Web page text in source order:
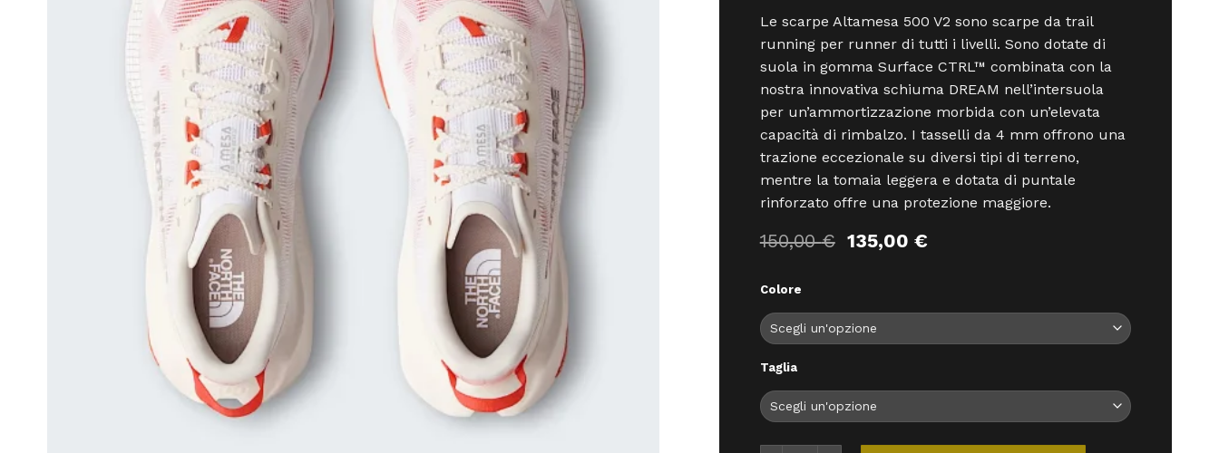
Le scarpe Altamesa 500 V2 sono scarpe da trail
running per runner di tutti i livelli. Sono dotate di
suola in gomma Surface CTRL™ combinata con la
nostra innovativa schiuma DREAM nell’intersuola
per un’ammortizzazione morbida con un’elevata
capacità di rimbalzo. I tasselli da 4 mm offrono una
trazione eccezionale su diversi tipi di terreno,
mentre la tomaia leggera e dotata di puntale
rinforzato offre una protezione maggiore.
150,00€ Il
prezzo
150,00 €.
135,00 €Il
135,00 €.
Colore
Taglia